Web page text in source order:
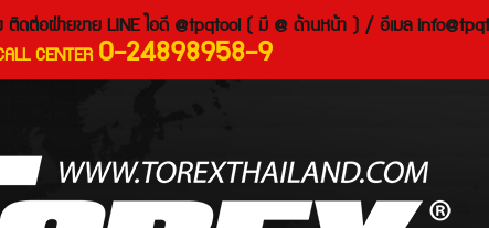
ง ติดต่อฝ่ายขาย LINE ไอดี @tpqtool ( มี @ ด้านหน้า ) / อีเมล
CENTER 0-24898958-9